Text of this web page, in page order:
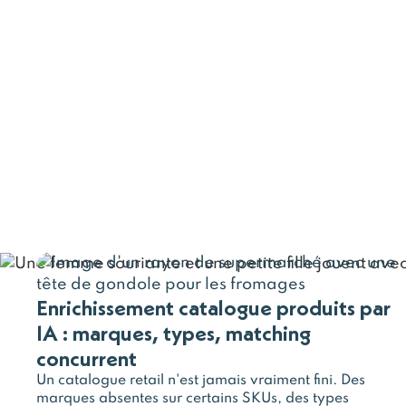
Enrichissement catalogue produits par
IA : marques, types, matching
concurrent
Un catalogue retail n'est jamais vraiment fini. Des
marques absentes sur certains SKUs, des types